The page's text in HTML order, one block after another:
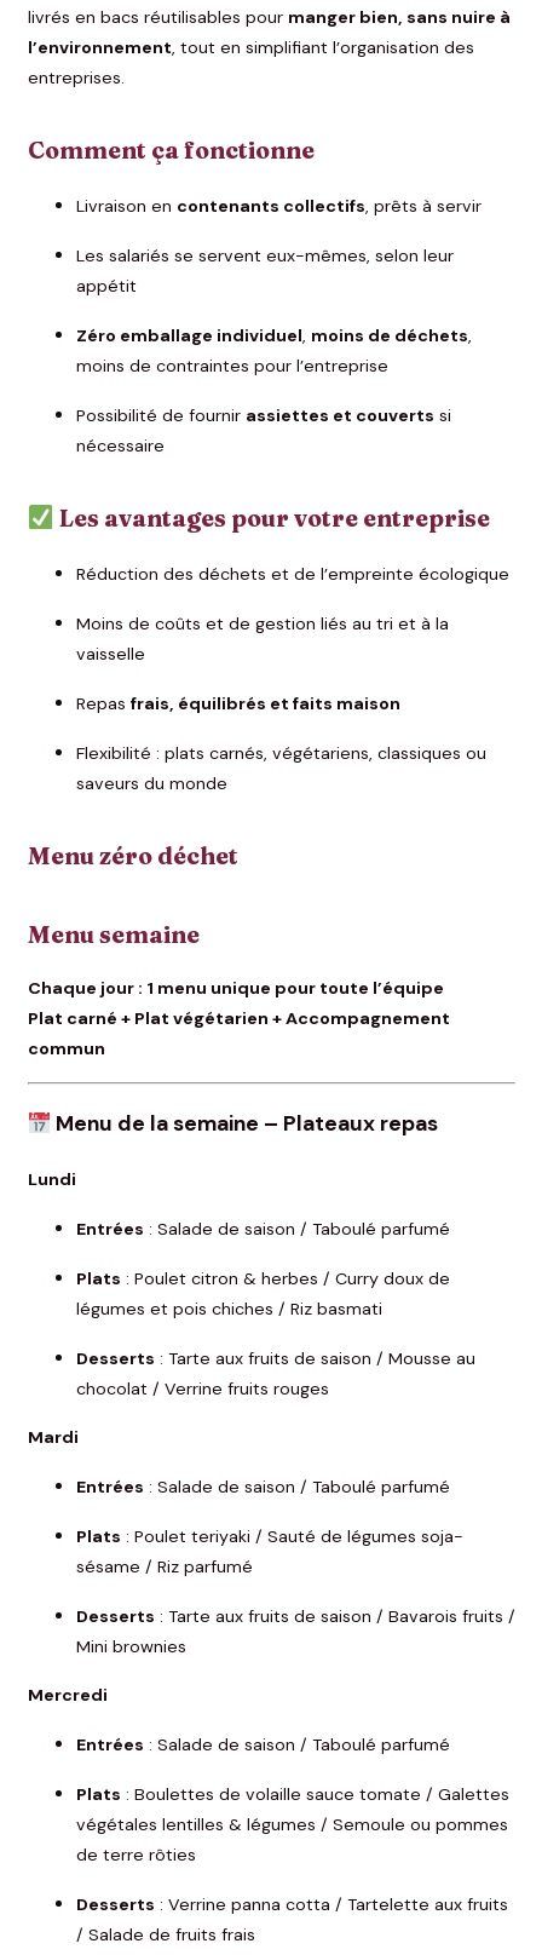
livrés en bacs réutilisables pour manger bien, sans nuire à
l’environnement, tout en simplifiant l’organisation des
entreprises.
Comment ça fonctionne
Livraison en contenants collectifs, prêts à servir
Les salariés se servent eux-mêmes, selon leur
appétit
Zéro emballage individuel, moins de déchets,
moins de contraintes pour l’entreprise
Possibilité de fournir assiettes et couverts si
nécessaire
Les avantages pour votre entreprise
Réduction des déchets et de l’empreinte écologique
Moins de coûts et de gestion liés au tri et à la
vaisselle
Repas frais, équilibrés et faits maison
Flexibilité : plats carnés, végétariens, classiques ou
saveurs du monde
Menu zéro déchet
Menu semaine
Chaque jour : 1 menu unique pour toute l’équipe
Plat carné + Plat végétarien + Accompagnement
commun
Menu de la semaine – Plateaux repas
Lundi
Entrées : Salade de saison / Taboulé parfumé
Plats : Poulet citron & herbes / Curry doux de
légumes et pois chiches / Riz basmati
Desserts : Tarte aux fruits de saison / Mousse au
chocolat / Verrine fruits rouges
Mardi
Entrées : Salade de saison / Taboulé parfumé
Plats : Poulet teriyaki / Sauté de légumes soja-
sésame / Riz parfumé
Desserts : Tarte aux fruits de saison / Bavarois fruits /
Mini brownies
Mercredi
Entrées : Salade de saison / Taboulé parfumé
Plats : Boulettes de volaille sauce tomate / Galettes
végétales lentilles & légumes / Semoule ou pommes
de terre rôties
Desserts : Verrine panna cotta / Tartelette aux fruits
/ Salade de fruits frais